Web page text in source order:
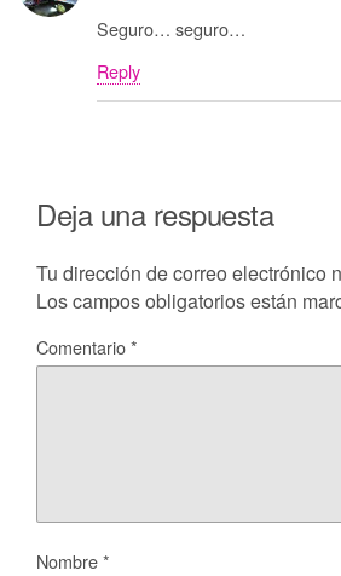
Seguro… seguro…
Reply
Deja una respuesta
Tu dirección de correo electrónico
Los campos obligatorios están
Comentario*
Nombre*